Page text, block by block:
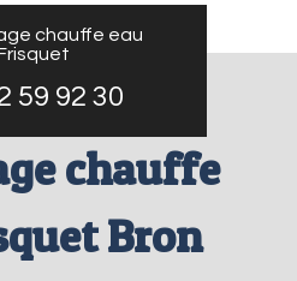
chauffe eau
59 92 30
chauffe
Bron